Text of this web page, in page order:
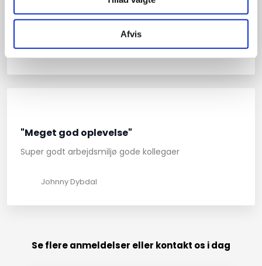
Afvis
Kan varmt anbefales
Helle Andersen
"Meget god oplevelse"
Super godt arbejdsmiljø gode kollegaer
Johnny Dybdal
Se flere anmeldelser eller kontakt os i dag